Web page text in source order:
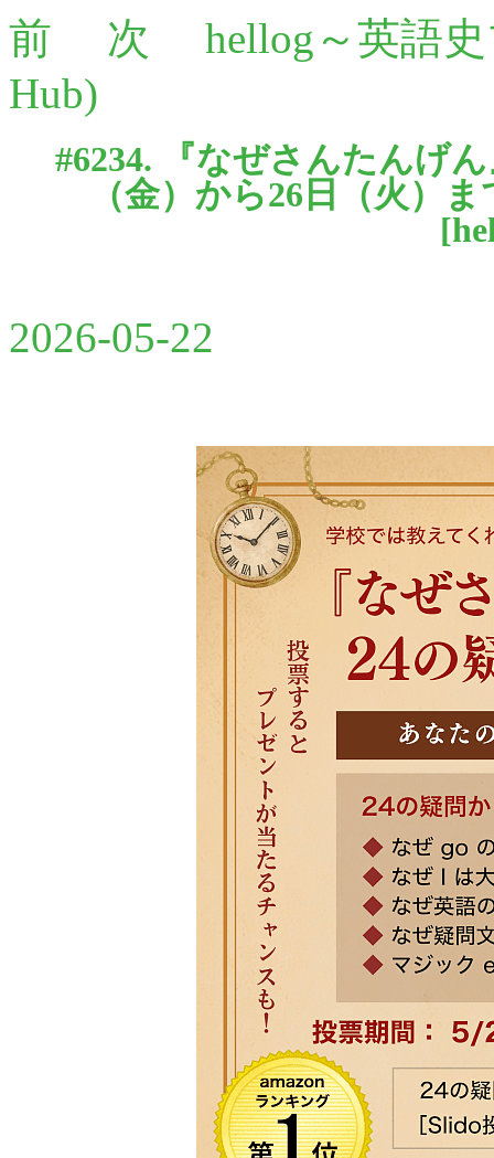
前 次
hellog～英語
Hub)
#6234. 『なぜさんたんげ
（金）から26日（火）ま
[
2026-05-22